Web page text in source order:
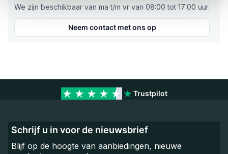
We zijn beschikbaar van ma t/m vr van 08:00 tot 17:00 uur.
Neem contact met ons op
Trustpilot
Schrijf u in voor de nieuwsbrief
Blijf op de hoogte van aanbiedingen, nieuwe